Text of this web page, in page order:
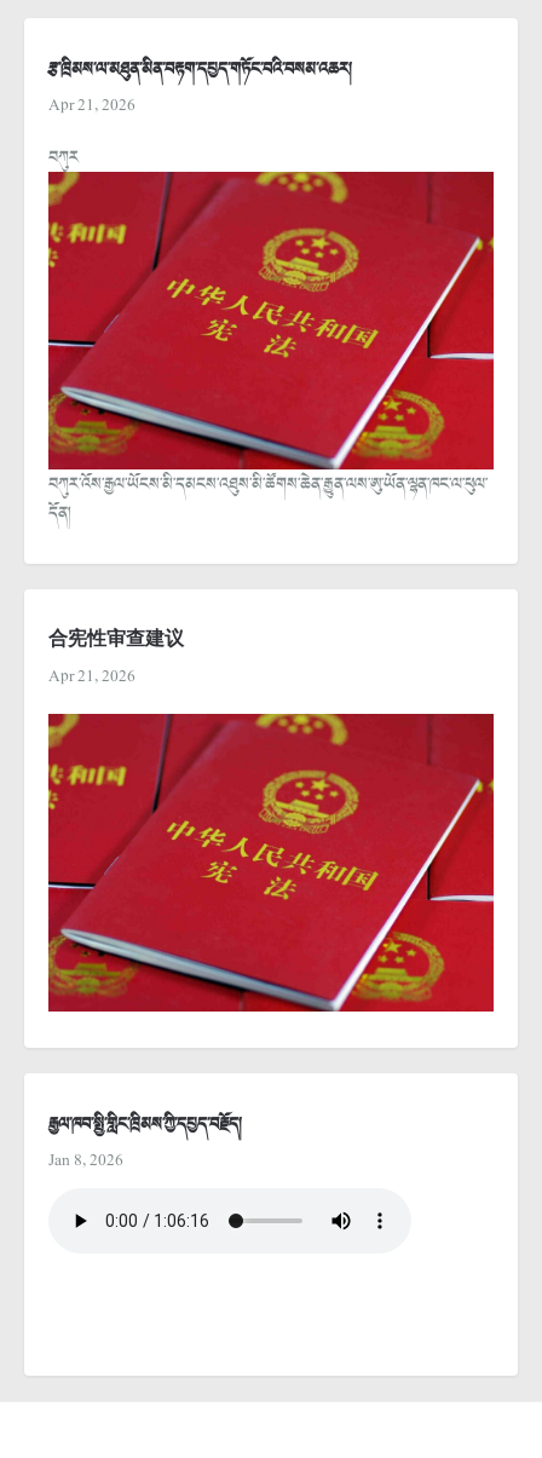
རྩ་ཁྲིམས་ལ་མཐུན་མིན་བརྟག་དཔྱད་གཏོང་བའི་བསམ་འཆར།
Apr 21, 2026
བཀུར
བཀུར་འོས་རྒྱལ་ཡོངས་མི་དམངས་འཐུས་མི་ཚོགས་ཆེན་རྒྱུན་ལས་ཨུ་ཡོན་ལྷན་ཁང་ལ་ཕུལ་
དོན།
合宪性审查建议
Apr 21, 2026
རྒྱལ་ཁབ་སྤྱི་གླིང་ཁྲིམས་ཀྱི་དཔྱད་བརྗོད།
Jan 8, 2026